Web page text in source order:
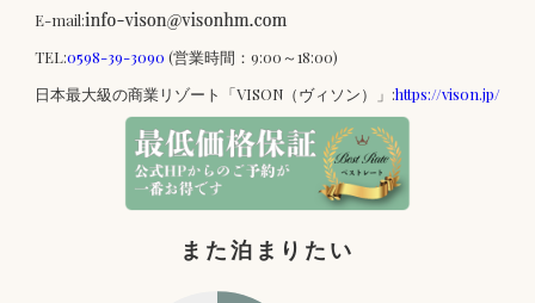
E-mail:
TEL:0598-39-3090 (営業時間：9:00～18:00)
日本最大級の商業リゾート「VISON（ヴィソン）」:https://vison.jp/
また泊まりたい